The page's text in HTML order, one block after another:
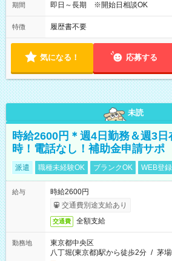
期間 即日～長期 ※開始日相談OK
特徴 履歴書不要
気になる！ 応募する
未読
時給2600円＊週4日勤務＆週3日
時！電話なし！補助金申請サポ
派遣 職種未経験OK ブランクOK WEB登
給与
時給2600円
交通費別途支給あり
交通費 全額支給
勤務地
東京都中央区
八丁堀(東京都)駅から徒歩2分 / 茅